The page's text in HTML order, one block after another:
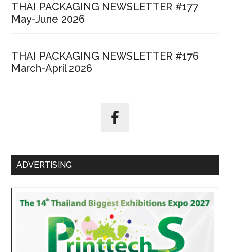
THAI PACKAGING NEWSLETTER #177
May-June 2026
THAI PACKAGING NEWSLETTER #176
March-April 2026
ADVERTISING